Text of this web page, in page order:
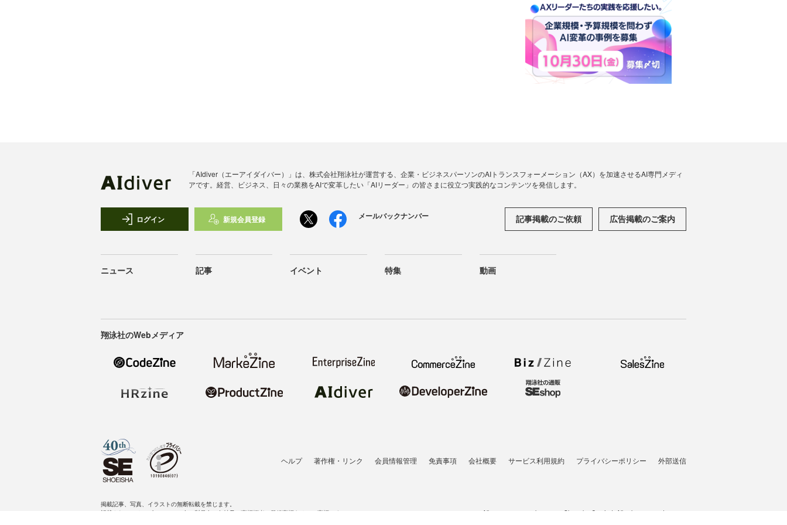
「AIdiver（エーアイダイバー）」は、株式会社翔泳社が運営する、企業・ビジネスパーソンのAIトランスフォーメーション（AX）を加速させるAI専門メディ
アです。経営、ビジネス、日々の業務をAIで変革したい「AIリーダー」の皆さまに役立つ実践的なコンテンツを発信します。
ログイン 新規会員登録 メールバックナンバー 記事掲載のご依頼 広告掲載のご案内
ニュース 記事 イベント 特集 動画
翔泳社のWebメディア
ヘルプ 著作権・リンク 会員情報管理 免責事項 会社概要 サービス利用規約 プライバシーポリシー 外部送信
掲載記事、写真、イラストの無断転載を禁じます。
記載されているロゴ、システム名、製品名は各社及び商標権者の登録商標あるいは商標です。
All contents copyright © 2026 Shoeisha Co., Ltd. All rights reserved. ver.1.5